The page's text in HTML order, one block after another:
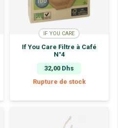
IF YOU CARE
If You Care Filtre à Café
N°4
32,00 Dhs
Rupture de stock